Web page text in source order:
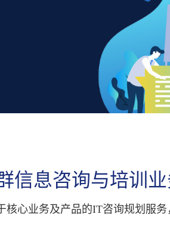
信息咨询与培训
心业务及产品的IT咨询规划服务